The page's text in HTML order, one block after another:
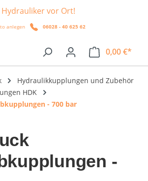
vor Ort!
anlegen 06028 - 40 625 62
0,00 €*
Hydraulikkupplungen und Zubehör
HDK
- 700 bar
-